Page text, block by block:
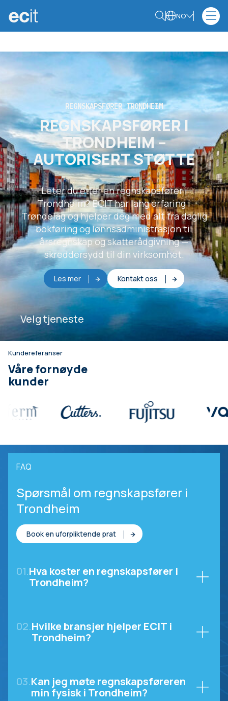
NO
REGNSKAPSFØRER TRONDHEIM
REGNSKAPSFØRER I
TRONDHEIM –
AUTORISERT STØTTE
Leter du etter en regnskapsfører i
Trondheim? ECIT har lang erfaring i
Trøndelag og hjelper deg med alt fra daglig
bokføring og lønnsadministrasjon til
årsregnskap og skatterådgivning —
skreddersydd til din virksomhet.
Les mer Kontakt oss
Velg tjeneste
Kundereferanser
Våre fornøyde
kunder
FAQ
Spørsmål om regnskapsfører i
Trondheim
Book en uforpliktende prat
01.Hva koster en regnskapsfører i
Trondheim?
02.Hvilke bransjer hjelper ECIT i
Trondheim?
03.Kan jeg møte regnskapsføreren
min fysisk i Trondheim?